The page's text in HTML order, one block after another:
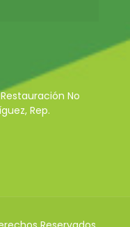
No
Rep.